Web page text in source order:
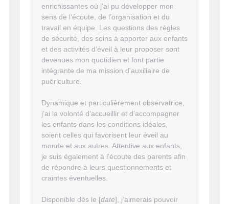
enrichissantes où j’ai pu développer mon
sens de l’écoute, de l’organisation et du
travail en équipe. Les questions des règles
de sécurité, des soins à apporter aux enfants
et des activités d’éveil à leur proposer sont
devenues mon quotidien et font partie
intégrante de ma mission d'auxiliaire de
puériculture.
Dynamique et particulièrement observatrice,
j’ai la volonté d’accueillir et d’accompagner
les enfants dans les conditions idéales,
soient celles qui favorisent leur éveil au
monde et aux autres. Attentive aux enfants,
je suis également à l’écoute des parents afin
de répondre à leurs questionnements et
craintes éventuelles.
Disponible dès le [date], j’aimerais pouvoir